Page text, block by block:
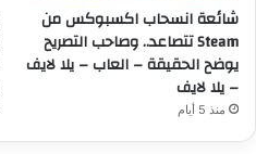
شائعة انسحاب اكسبوكس من
Steam تتصاعد.. وصاحب التصريح
يوضح الحقيقة – العاب – يلا لايف
– يلا لايف
منذ 5 أيام